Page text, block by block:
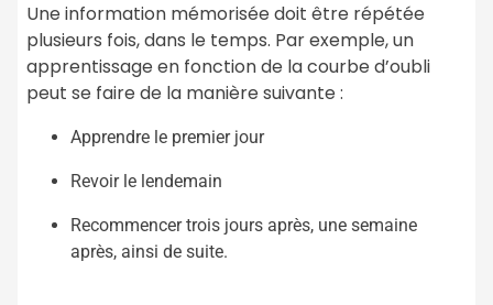
Une information mémorisée doit être répétée
plusieurs fois, dans le temps. Par exemple, un
apprentissage en fonction de la courbe d’oubli
peut se faire de la manière suivante :
Apprendre le premier jour
Revoir le lendemain
Recommencer trois jours après, une semaine
après, ainsi de suite.